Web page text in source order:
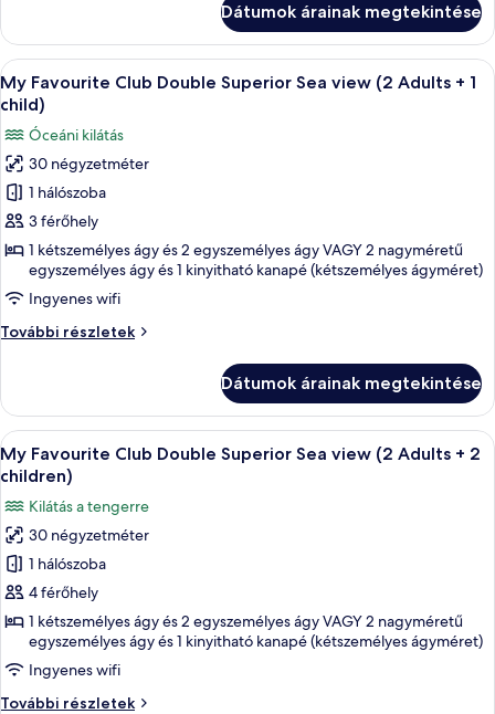
Adults)
Sea
View
(3
Adults)
további
részletei
Dátumok árainak megtekintése
A
következő
szoba
összes
képének
megtekintése:
My
Favourite
Club
Double
Superior
(2
Adults
+
1
child)
Egy szállodai szoba, amelyben egy
6
My Favourite Club Double Superior Sea view (2 Adults + 1
child)
Óceáni kilátás
30 négyzetméter
1 hálószoba
3 férőhely
1 kétszemélyes ágy és 2 egyszemélyes ágy VAGY 2 nagyméretű
egyszemélyes ágy és 1 kinyitható kanapé (kétszemélyes ágyméret)
Ingyenes wifi
További részletek
My
Superior
Sea
view
(2
+
child)
további
részletei
Dátumok árainak megtekintése
A
következő
összes
képének
megtekintése:
My
Favourite
Club
Double
Superior
Egy szállodai szoba, amelyben egy
6
My Favourite Club Double Superior Sea view (2 Adults + 2
children)
Kilátás a tengerre
30 négyzetméter
1 hálószoba
4 férőhely
1 kétszemélyes ágy és 2 egyszemélyes ágy VAGY 2 nagyméretű
egyszemélyes ágy és 1 kinyitható kanapé (kétszemélyes ágyméret)
Ingyenes wifi
További részletek
My